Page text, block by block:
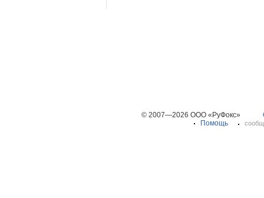
© 2007—2026 ООО «РуФокс»
Помощь